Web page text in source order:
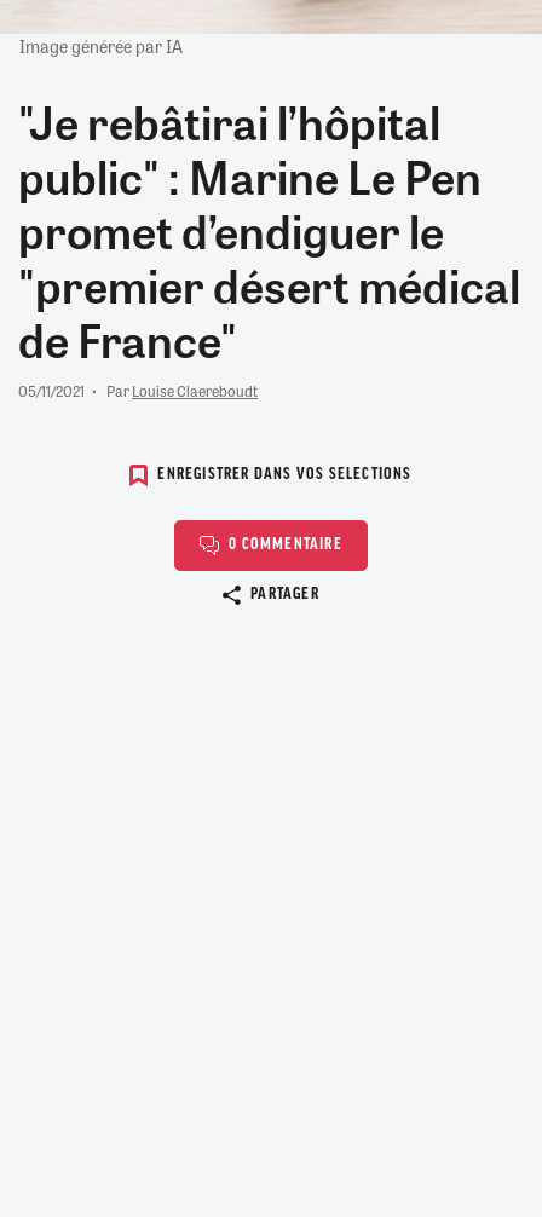
Image générée par IA
"Je rebâtirai l’hôpital
public" : Marine Le Pen
promet d’endiguer le
"premier désert médical
de France"
05/11/2021 ParLouise Claereboudt
ENREGISTRER DANS VOS SELECTIONS
0 COMMENTAIRE
PARTAGER